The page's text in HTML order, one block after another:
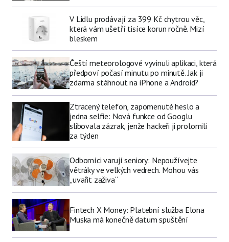
V Lidlu prodávají za 399 Kč chytrou věc,
která vám ušetří tisíce korun ročně. Mizí
bleskem
Čeští meteorologové vyvinuli aplikaci, která
předpoví počasí minutu po minutě. Jak ji
zdarma stáhnout na iPhone a Android?
Ztracený telefon, zapomenuté heslo a
jedna selfie: Nová funkce od Googlu
slibovala zázrak, jenže hackeři ji prolomili
za týden
Odborníci varují seniory: Nepoužívejte
větráky ve velkých vedrech. Mohou vás
„uvařit zaživa“
Fintech X Money: Platební služba Elona
Muska má konečně datum spuštění